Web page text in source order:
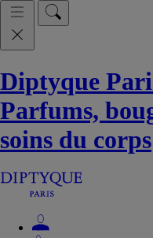
Diptyque
Parfums,
soins du corps